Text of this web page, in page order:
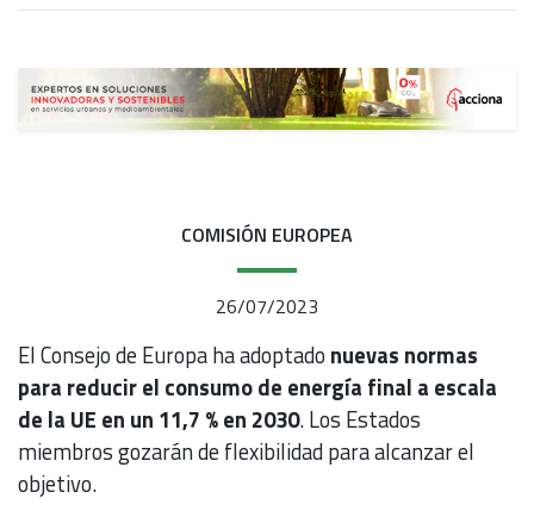
COMISIÓN EUROPEA
26/07/2023
El Consejo de Europa ha adoptado nuevas normas
para reducir el consumo de energía final a escala
de la UE en un 11,7 % en 2030. Los Estados
miembros gozarán de flexibilidad para alcanzar el
objetivo.